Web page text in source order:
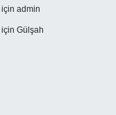
için admin
için Gülşah